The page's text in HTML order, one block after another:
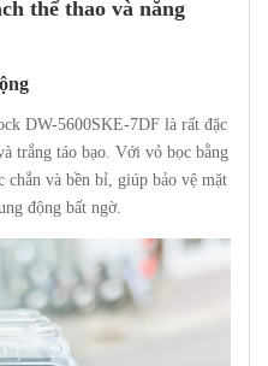
thể thao và năng
DW-5600SKE-7DF là rất đặc
trắng táo bạo. Với vỏ bọc bằng
chắn và bền bỉ, giúp bảo vệ mặt
động bất ngờ.